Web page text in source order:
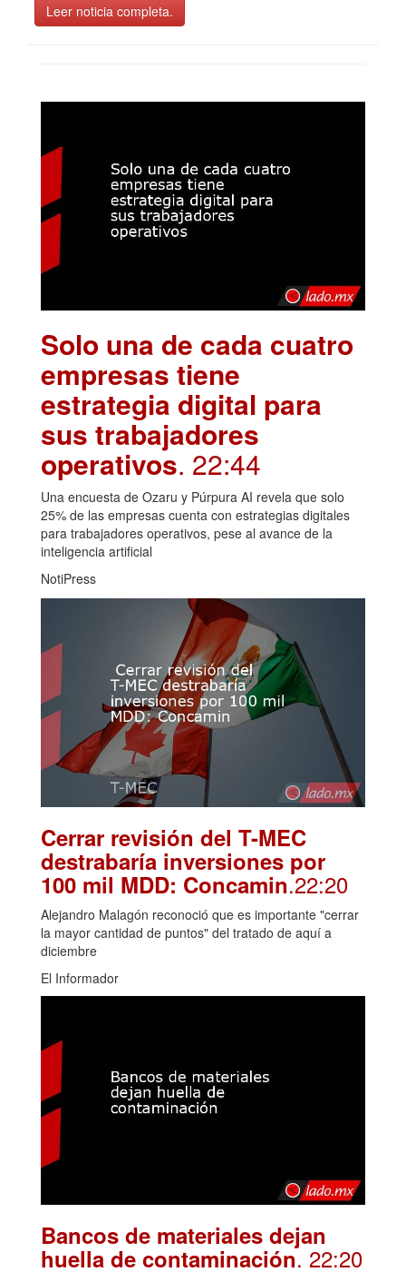
Leer noticia completa.
Solo una de cada cuatro
empresas tiene
estrategia digital para
sus trabajadores
operativos. 22:44
Una encuesta de Ozaru y Púrpura AI revela que solo
25% de las empresas cuenta con estrategias digitales
para trabajadores operativos, pese al avance de la
inteligencia artificial
NotiPress
Cerrar revisión del T-MEC
destrabaría inversiones por
100 mil MDD: Concamin.22:20
Alejandro Malagón reconoció que es importante "cerrar
la mayor cantidad de puntos" del tratado de aquí a
diciembre
El Informador
Bancos de materiales dejan
huella de contaminación. 22:20